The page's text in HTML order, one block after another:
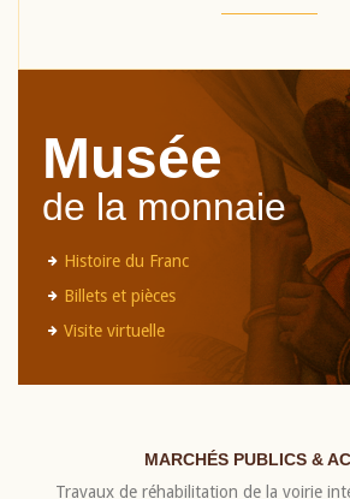
Musée
de la monnaie
Histoire du Franc
Billets et pièces
Visite virtuelle
MARCHÉS PUBLICS &
Travaux de réhabilitation de la voirie